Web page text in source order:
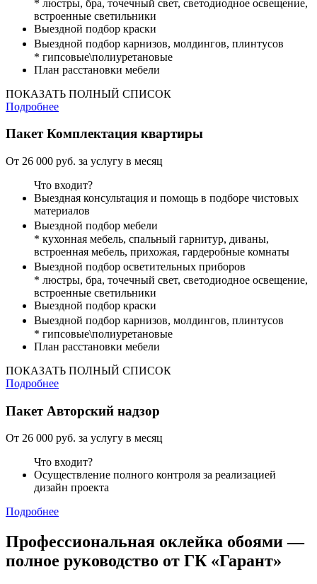
* люстры, бра, точечный свет, светодиодное освещение,
встроенные светильники
Выездной подбор краски
Выездной подбор карнизов, молдингов, плинтусов
* гипсовые\полиуретановые
План расстановки мебели
ПОКАЗАТЬ ПОЛНЫЙ СПИСОК
Подробнее
ПакетКомплектация квартиры
От 26 000 руб. за услугу в месяц
Что входит?
Выездная консультация и помощь в подборе чистовых
материалов
Выездной подбор мебели
* кухонная мебель, спальный гарнитур, диваны,
встроенная мебель, прихожая, гардеробные комнаты
Выездной подбор осветительных приборов
* люстры, бра, точечный свет, светодиодное освещение,
встроенные светильники
Выездной подбор краски
Выездной подбор карнизов, молдингов, плинтусов
* гипсовые\полиуретановые
План расстановки мебели
ПОКАЗАТЬ ПОЛНЫЙ СПИСОК
Подробнее
ПакетАвторский надзор
От 26 000 руб. за услугу в месяц
Что входит?
Осуществление полного контроля за реализацией
дизайн проекта
Подробнее
Профессиональная оклейка обоями —
полное руководство от ГК «Гарант»